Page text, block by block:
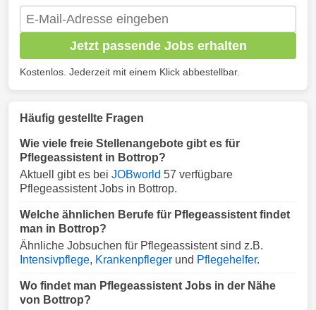
Jetzt passende Jobs erhalten
Kostenlos. Jederzeit mit einem Klick abbestellbar.
Häufig gestellte Fragen
Wie viele freie Stellenangebote gibt es für
Pflegeassistent in Bottrop?
Aktuell gibt es bei JOBworld 57 verfügbare
Pflegeassistent Jobs in Bottrop.
Welche ähnlichen Berufe für Pflegeassistent findet
man in Bottrop?
Ähnliche Jobsuchen für Pflegeassistent sind z.B.
Intensivpflege, Krankenpfleger und Pflegehelfer.
Wo findet man Pflegeassistent Jobs in der Nähe
von Bottrop?